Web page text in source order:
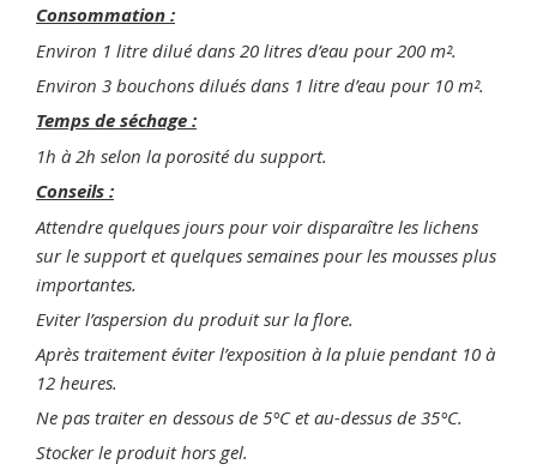
Consommation :
Environ 1 litre dilué dans 20 litres d’eau pour 200 m².
Environ 3 bouchons dilués dans 1 litre d’eau pour 10 m².
Temps de séchage :
1h à 2h selon la porosité du support.
Conseils :
Attendre quelques jours pour voir disparaître les lichens
sur le support et quelques semaines pour les mousses plus
importantes.
Eviter l’aspersion du produit sur la flore.
Après traitement éviter l’exposition à la pluie pendant 10 à
12 heures.
Ne pas traiter en dessous de 5°C et au-dessus de 35°C.
Stocker le produit hors gel.